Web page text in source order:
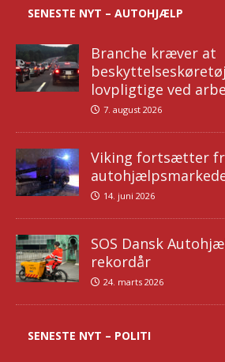
SENESTE NYT – AUTOHJÆLP
Branche kræver at
lovpligtige ved
7. august 2026
Viking fortsætter
14. juni 2026
SOS Dansk
rekordår
24. marts 2026
SENESTE NYT – POLITI